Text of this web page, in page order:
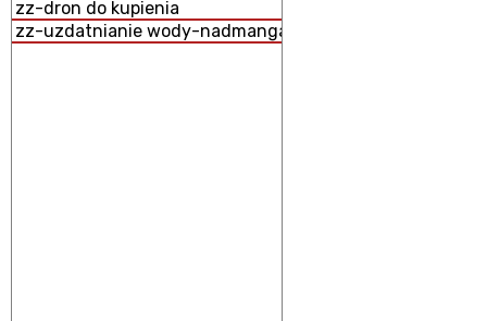
zz-dron do kupienia
zz-uzdatnianie wody-nadmanganian potasu